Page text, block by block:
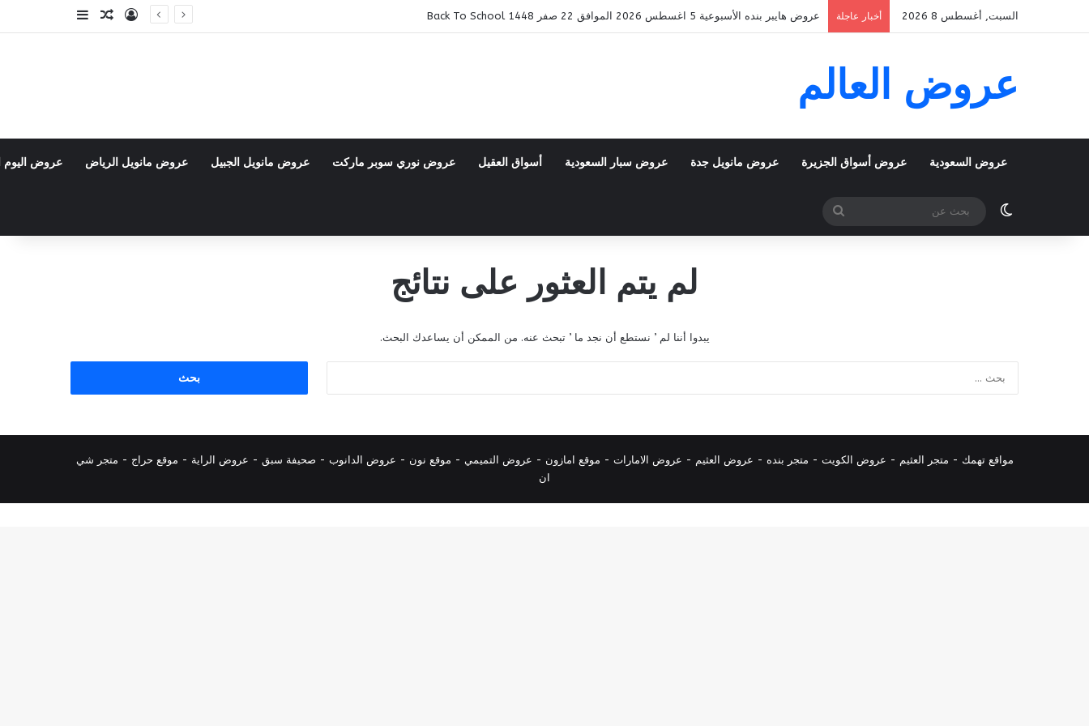
السبت, أغسطس 8 2026 أخبار عاجلة عروض هايبر بنده الأسبوعية 5 اغسطس 2026 الموافق 22 صفر 1448 Back To School تسجيل الدخول
مقال عشوائي
إضافة عمود
عروض العالم
عروض السعودية عروض أسواق الجزيرة عروض مانويل جدة عروض سبار السعودية أسواق العقيل عروض نوري سوبر ماركت عروض مانويل الجبيل عروض مانويل الرياض عروض اليوم
الوضع المظلم
بحث
عن
لم يتم العثور على نتائج
يبدوا أننا لم ’ نستطع أن نجد ما ’ تبحث عنه. من الممكن أن يساعدك البحث.
مواقع تهمك - متجر العثيم - عروض الكويت - متجر بنده - عروض العثيم - عروض الامارات - موقع امازون - عروض التميمي - موقع نون - عروض الدانوب - صحيفة سبق - عروض الراية - موقع حراج - متجر شي
ان